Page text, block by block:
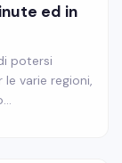
ed in
potersi
varie regioni,